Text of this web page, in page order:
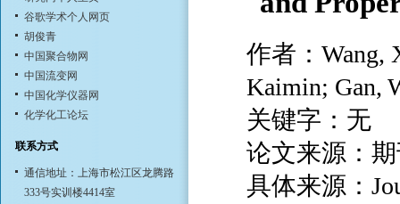
谷歌学术个人网页
胡俊青
中国聚合物网
中国流变网
中国化学仪器网
化学化工论坛
联系方式
通信地址：上海市松江区龙腾路
333号实训楼4414室
作者：Wang,
Kaimin; Gan,
关键字：无
论文来源：
具体来源：